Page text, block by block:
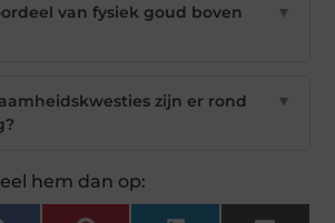
van fysiek goud boven
▼
zijn er rond
▼
hem dan op: